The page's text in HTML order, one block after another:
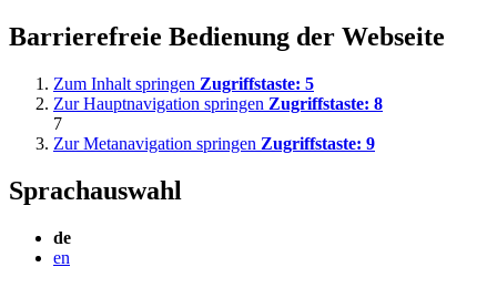
Barrierefreie Bedienung der Webseite
Zum Inhalt springen Zugriffstaste: 5
Zur Hauptnavigation springen Zugriffstaste: 8
7
Zur Metanavigation springen Zugriffstaste: 9
Sprachauswahl
de
en